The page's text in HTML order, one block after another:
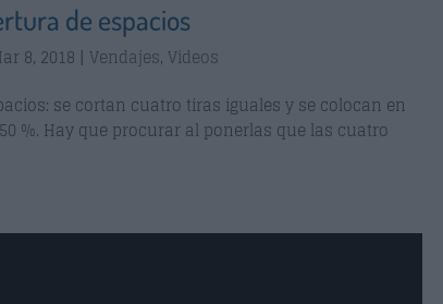
de espacios
8, 2018 |Vendajes,Videos
se cortan cuatro tiras iguales y se colocan en
%. Hay que procurar al ponerlas que las cuatro